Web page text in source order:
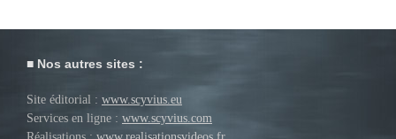
Nos autres sites :
Site éditorial : www.scyvius.eu
Services en ligne : www.scyvius.com